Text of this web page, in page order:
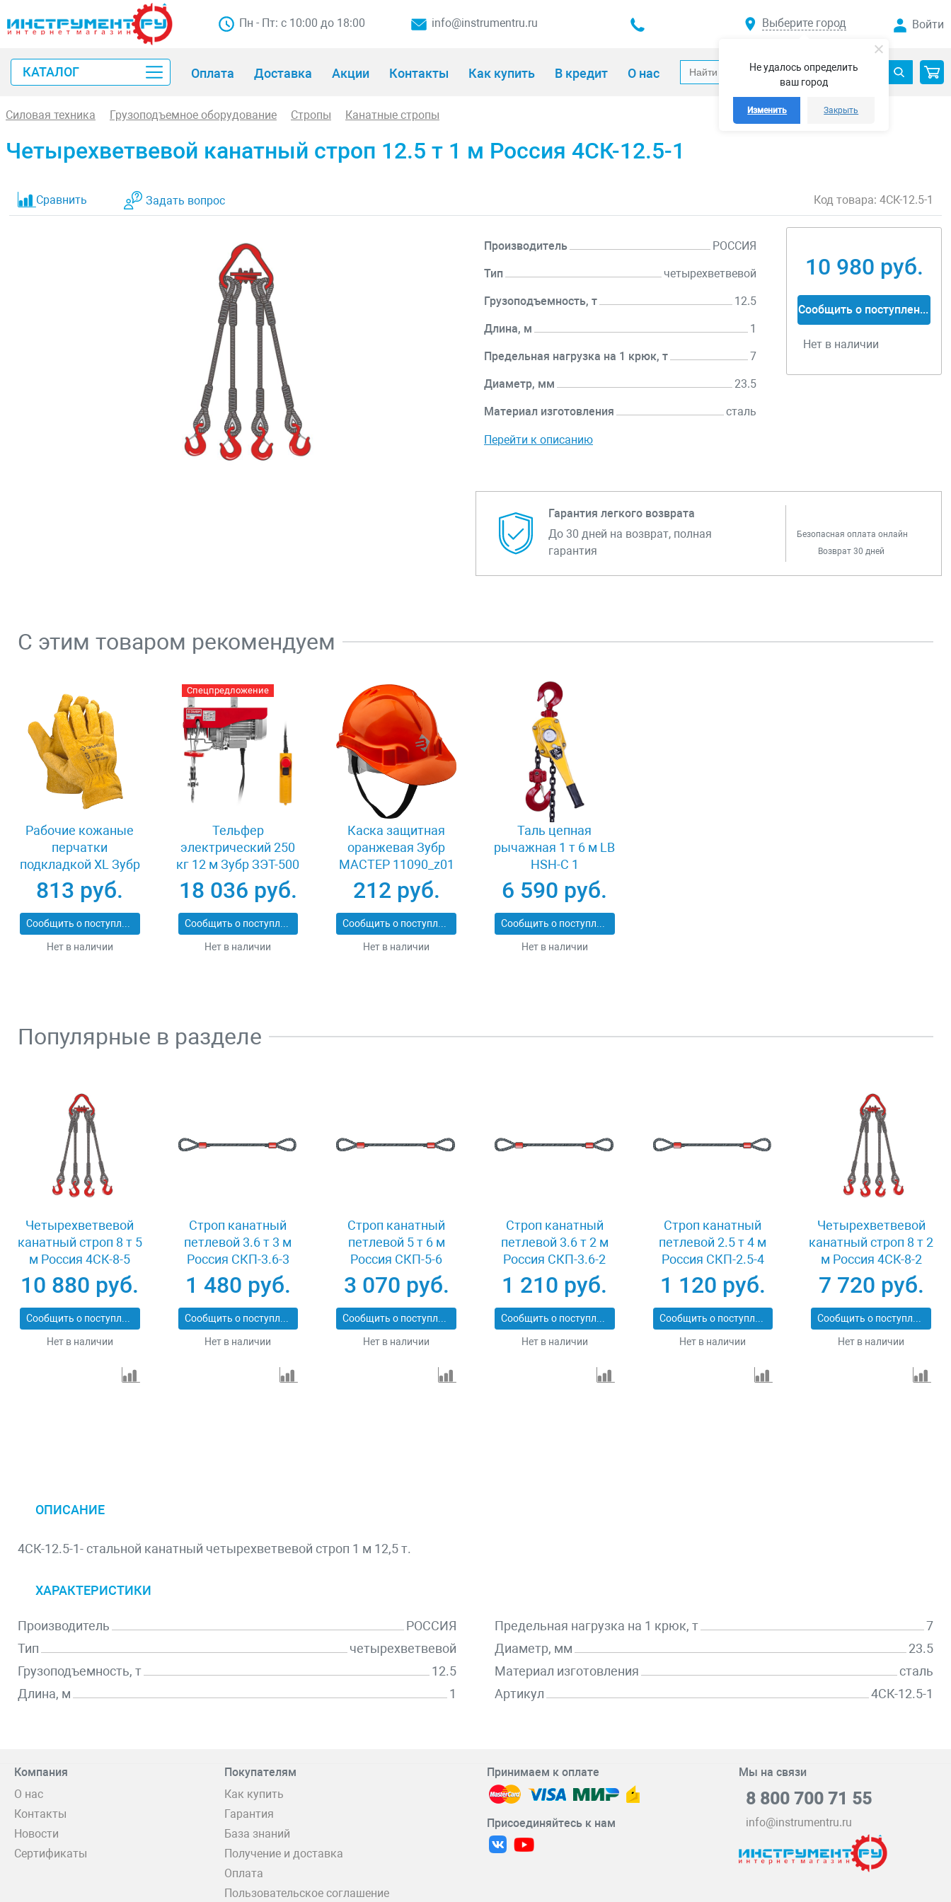
Не удалось определить
ваш город
Изменить Закрыть
Пн - Пт: с 10:00 до 18:00 info@instrumentru.ru Выберите город Войти
КАТАЛОГ Оплата Доставка Акции Контакты Как купить В кредит О нас
Силовая техника Грузоподъемное оборудование Стропы Канатные стропы
Четырехветвевой канатный строп 12.5 т 1 м Россия 4СК-12.5-1
Сравнить Задать вопрос Код товара: 4СК-12.5-1
Производитель РОССИЯ
Тип четырехветвевой
Грузоподъемность, т 12.5
Длина, м 1
Предельная нагрузка на 1 крюк, т 7
Диаметр, мм 23.5
Материал изготовления сталь
Перейти к описанию
10 980 руб.
Сообщить о поступлении
Нет в наличии
Гарантия легкого возврата
До 30 дней на возврат, полная
гарантия
Безопасная оплата онлайн
Возврат 30 дней
С этим товаром рекомендуем
Рабочие кожаные
перчатки
подкладкой XL Зубр
МАСТЕР 1135-XL
813 руб.
Сообщить о поступлении
Нет в наличии
Спецпредложение
Тельфер
электрический 250
кг 12 м Зубр ЗЭТ-500
18 036 руб.
Сообщить о поступлении
Нет в наличии
Каска защитная
оранжевая Зубр
МАСТЕР 11090_z01
212 руб.
Сообщить о поступлении
Нет в наличии
Таль цепная
рычажная 1 т 6 м LB
HSH-C 1
6 590 руб.
Сообщить о поступлении
Нет в наличии
Популярные в разделе
Четырехветвевой
канатный строп 8 т 5
м Россия 4СК-8-5
10 880 руб.
Сообщить о поступлении
Нет в наличии
Строп канатный
петлевой 3.6 т 3 м
Россия СКП-3.6-3
1 480 руб.
Сообщить о поступлении
Нет в наличии
Строп канатный
петлевой 5 т 6 м
Россия СКП-5-6
3 070 руб.
Сообщить о поступлении
Нет в наличии
Строп канатный
петлевой 3.6 т 2 м
Россия СКП-3.6-2
1 210 руб.
Сообщить о поступлении
Нет в наличии
Строп канатный
петлевой 2.5 т 4 м
Россия СКП-2.5-4
1 120 руб.
Сообщить о поступлении
Нет в наличии
Четырехветвевой
канатный строп 8 т 2
м Россия 4СК-8-2
7 720 руб.
Сообщить о поступлении
Нет в наличии
ОПИСАНИЕ
4СК-12.5-1- стальной канатный четырехветвевой строп 1 м 12,5 т.
ХАРАКТЕРИСТИКИ
Производитель
РОССИЯ
Тип
четырехветвевой
Грузоподъемность, т
12.5
Длина, м
1
Предельная нагрузка на 1 крюк, т
7
Диаметр, мм
23.5
Материал изготовления
сталь
Артикул
4СК-12.5-1
Компания
О нас
Контакты
Новости
Сертификаты
Покупателям
Как купить
Гарантия
База знаний
Получение и доставка
Оплата
Пользовательское соглашение
Принимаем к оплате
Присоединяйтесь к нам
Мы на связи
8 800 700 71 55
info@instrumentru.ru